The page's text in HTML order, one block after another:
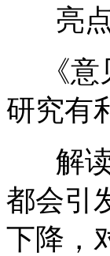
亮点
《意
研究有
解读
都会引
下降，